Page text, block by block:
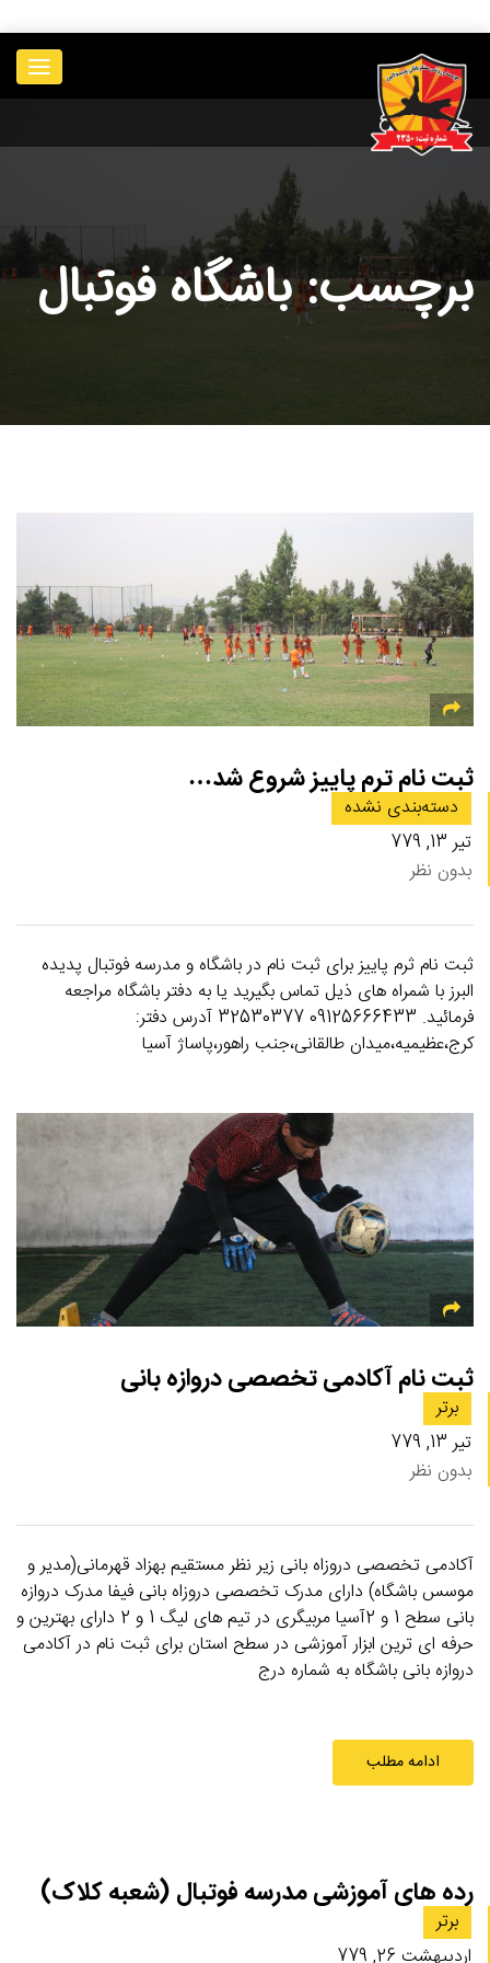
____________
برچسب: باشگاه فوتبال
ثبت نام ترم پاییز شروع شد…
دسته‌بندی نشده
تیر 13, 779
بدون نظر
ثبت نام ثرم پاییز برای ثبت نام در باشگاه و مدرسه فوتبال پدیده
البرز با شمراه های ذیل تماس بگیرید یا به دفتر باشگاه مراجعه
فرمائید. 09125666433 32530377 آدرس دفتر:
کرج،عظیمیه،میدان طالقانی،جنب راهور،پاساژ آسیا
ثبت نام آکادمی تخصصی دروازه بانی
برتر
تیر 13, 779
بدون نظر
آکادمی تخصصی دروزاه بانی زیر نظر مستقیم بهزاد قهرمانی(مدیر و
موسس باشگاه) دارای مدرک تخصصی دروزاه بانی فیفا مدرک دروازه
بانی سطح 1 و 2آسیا مربیگری در تیم های لیگ 1 و 2 دارای بهترین و
حرفه ای ترین ابزار آموزشی در سطح استان برای ثبت نام در آکادمی
دروازه بانی باشگاه به شماره درج
ادامه مطلب
رده های آموزشی مدرسه فوتبال (شعبه کلاک)
برتر